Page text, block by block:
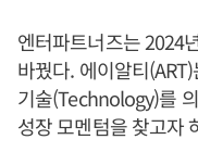
엔터파트너즈는 2024
바꿨다. 에이알티
기술(Technology)를
성장 모멘텀을 찾고자